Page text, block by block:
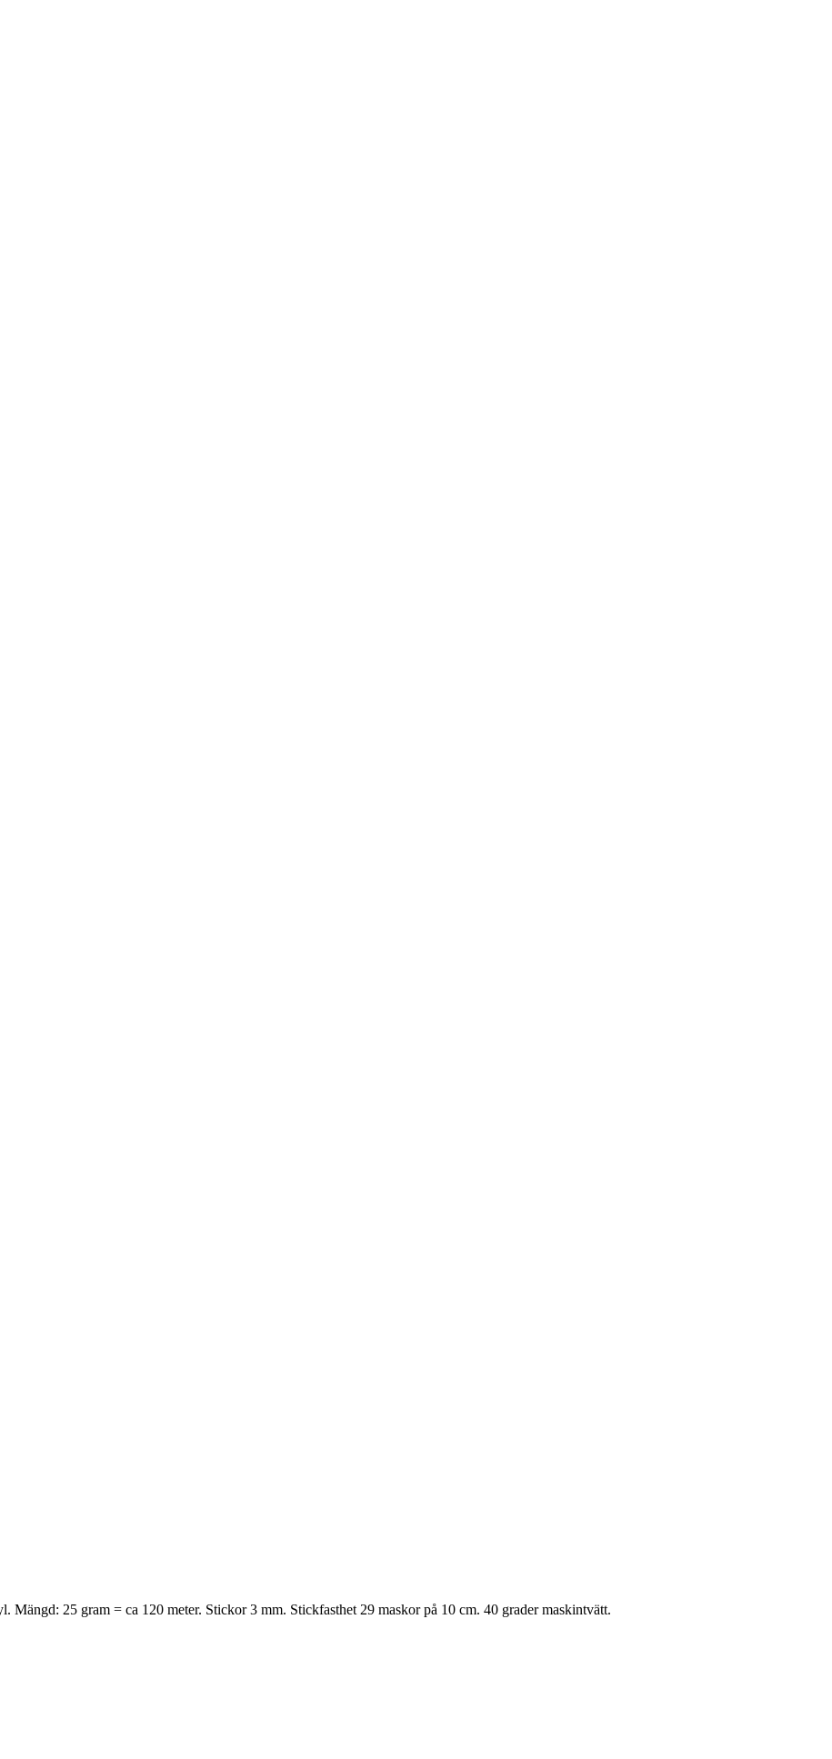
25 gram = ca 120 meter. Stickor 3 mm. Stickfasthet 29 maskor på 10 cm. 40 grader maskintvätt.